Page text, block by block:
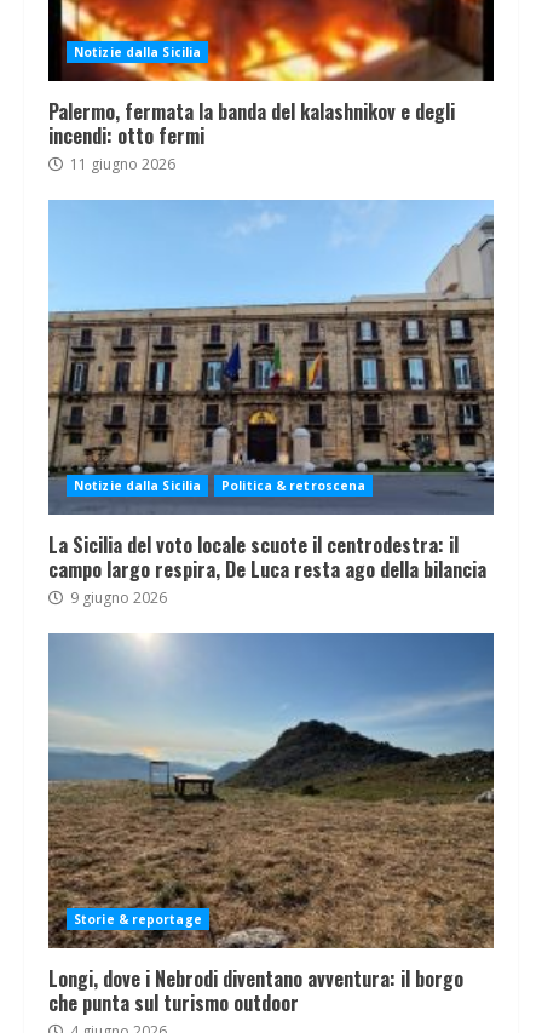
Notizie dalla Sicilia
Palermo, fermata la banda del kalashnikov e degli
incendi: otto fermi
11 giugno 2026
Notizie dalla Sicilia Politica & retroscena
La Sicilia del voto locale scuote il centrodestra: il
campo largo respira, De Luca resta ago della bilancia
9 giugno 2026
Storie & reportage
Longi, dove i Nebrodi diventano avventura: il borgo
che punta sul turismo outdoor